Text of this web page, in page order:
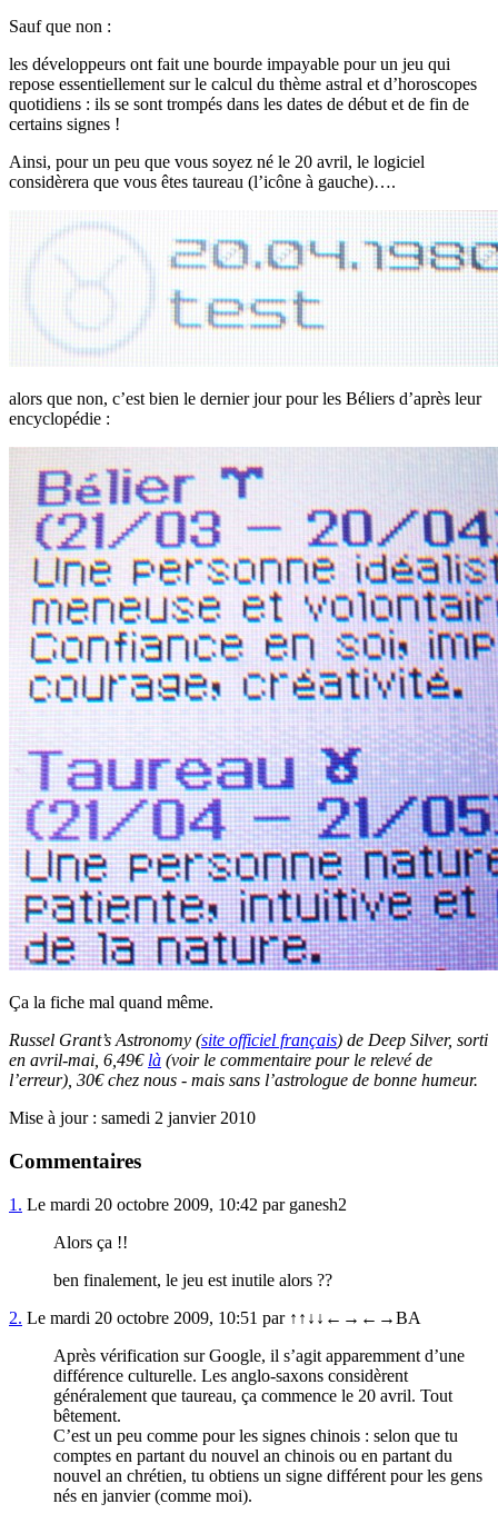
Sauf que non :
les développeurs ont fait une bourde impayable pour un jeu qui
repose essentiellement sur le calcul du thème astral et d’horoscopes
quotidiens : ils se sont trompés dans les dates de début et de fin de
certains signes !
Ainsi, pour un peu que vous soyez né le 20 avril, le logiciel
considèrera que vous êtes taureau (l’icône à gauche)….
alors que non, c’est bien le dernier jour pour les Béliers d’après leur
encyclopédie :
Ça la fiche mal quand même.
Russel Grant’s Astronomy (site officiel français) de Deep Silver, sorti
en avril-mai, 6,49€ là (voir le commentaire pour le relevé de
l’erreur), 30€ chez nous - mais sans l’astrologue de bonne humeur.
Mise à jour : samedi 2 janvier 2010
Commentaires
1. Le mardi 20 octobre 2009, 10:42 par ganesh2
Alors ça !!
ben finalement, le jeu est inutile alors ??
2. Le mardi 20 octobre 2009, 10:51 par ↑↑↓↓←→←→BA
Après vérification sur Google, il s’agit apparemment d’une
différence culturelle. Les anglo-saxons considèrent
généralement que taureau, ça commence le 20 avril. Tout
bêtement.
C’est un peu comme pour les signes chinois : selon que tu
comptes en partant du nouvel an chinois ou en partant du
nouvel an chrétien, tu obtiens un signe différent pour les gens
nés en janvier (comme moi).